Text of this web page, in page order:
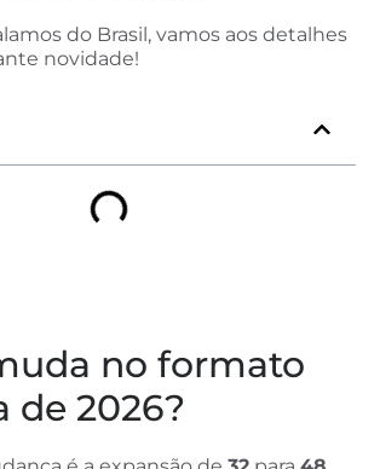
do Brasil, vamos aos detalhes
novidade!
no formato
de 2026?